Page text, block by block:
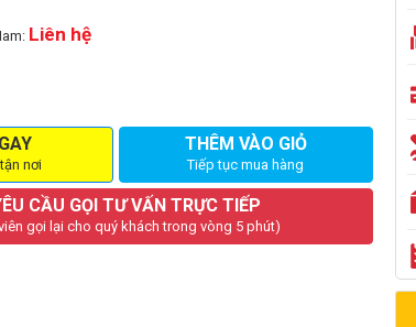
Liên hệ
nơi
THÊM VÀO GIỎ
Tiếp tục mua hàng
CẦU GỌI TƯ VẤN TRỰC TIẾP
gọi lại cho quý khách trong vòng 5 phút)